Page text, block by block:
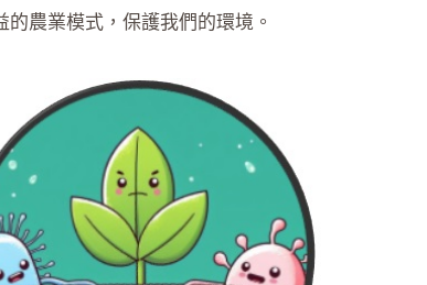
農業模式，保護我們的環境。